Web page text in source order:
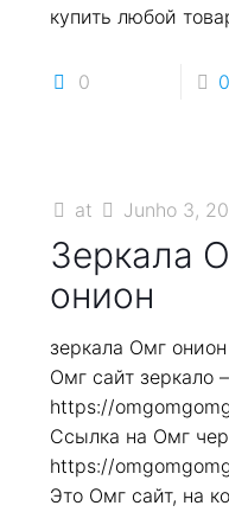
купить любой
0 0
at Junho 3,
Зеркала
онион
зеркала Омг
Омг сайт зеркало –
https://
Ссылка на Омг
https://
Это Омг сайт, на